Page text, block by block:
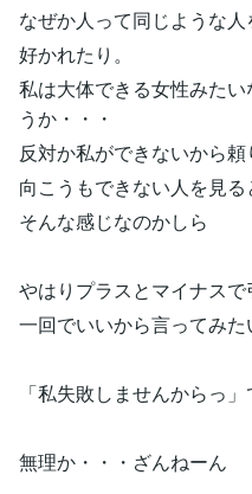
なぜか人って同じような
好かれたり。
私は大体できる女性みた
うか・・・
反対か私ができないから
向こうもできない人を見
そんな感じなのかしら
やはりプラスとマイナス
一回でいいから言ってみた
「私失敗しませんからっ」
無理か・・・ざんねーん